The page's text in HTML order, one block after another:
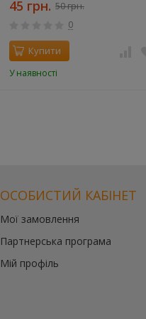
45 грн. 50 грн.
0
Купити
У наявності
ОСОБИСТИЙ КАБІНЕТ
Мої замовлення
Партнерська програма
Мій профіль